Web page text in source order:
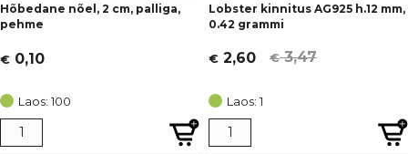
Hõbedane nõel, 2 cm, palliga,
pehme
€ 0,10
Laos: 100
Lobster kinnitus AG925 h.12 mm,
0.42 grammi
€3,47
Algne
oli:
€ 3,47.
€ 2,60
Current
is:
€ 2,60.
Laos: 1